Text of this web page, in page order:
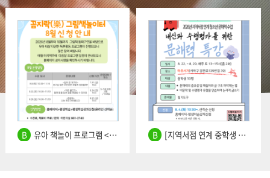
유아 책놀이 프로그램 <꼼지락(樂) 그림책놀이터> 8월 신청 안내 [지역서점 연계 중학생 문해력 수업] '내신과 수행평가를 위한 문해력 특강' 수강생 모집